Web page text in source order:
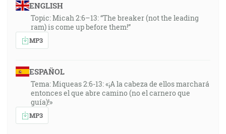
ENGLISH
Topic: Micah 2:6–13: “The breaker (not the leading
ram) is come up before them!”
MP3
ESPAÑOL
Tema: Miqueas 2:6-13: «¡A la cabeza de ellos marchará
entonces el que abre camino (no el carnero que
guía)!»
MP3